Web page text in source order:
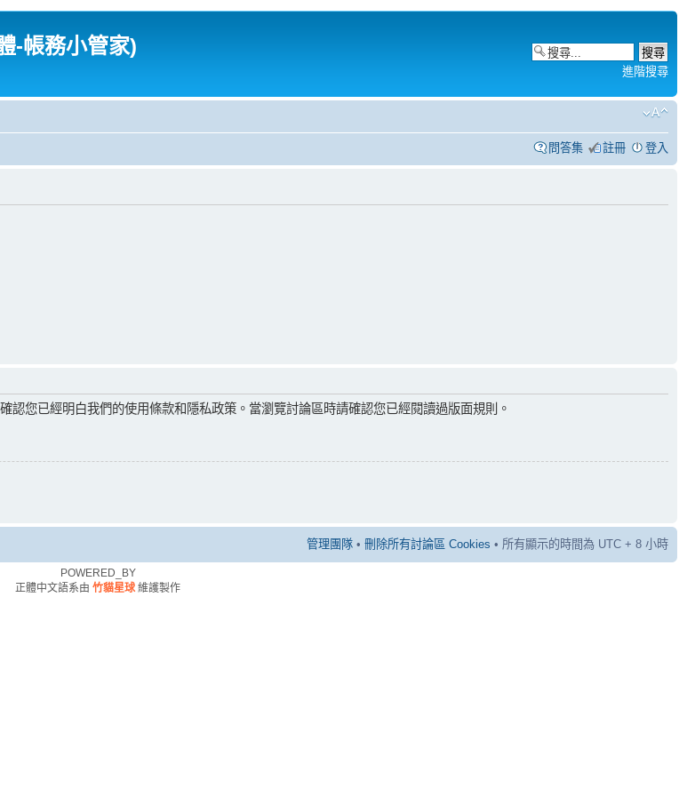
-帳務小管家)
進階搜尋
問答集 註冊 登入
您已經明白我們的使用條款和隱私政策。當瀏覽討論區時請確認您已經閱讀過版面規則。
管理團隊 • 刪除所有討論區 Cookies • 所有顯示的時間為 UTC + 8 小時
POWERED_BY
正體中文語系由 竹貓星球維護製作